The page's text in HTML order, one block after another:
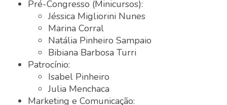
Pré-Congresso (Minicursos):
Jéssica Migliorini Nunes
Marina Corral
Natália Pinheiro Sampaio
Bibiana Barbosa Turri
Patrocínio:
Isabel Pinheiro
Julia Menchaca
Marketing e Comunicação: